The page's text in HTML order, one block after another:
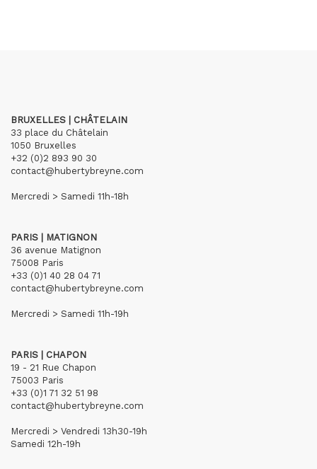
BRUXELLES | CHÂTELAIN
33 place du Châtelain
1050 Bruxelles
+32 (0)2 893 90 30
contact@hubertybreyne.com
Mercredi > Samedi 11h-18h
PARIS | MATIGNON
36 avenue Matignon
75008 Paris
+33 (0)1 40 28 04 71
contact@hubertybreyne.com
Mercredi > Samedi 11h-19h
PARIS | CHAPON
19 - 21 Rue Chapon
75003 Paris
+33 (0)1 71 32 51 98
contact@hubertybreyne.com
Mercredi > Vendredi 13h30-19h
Samedi 12h-19h